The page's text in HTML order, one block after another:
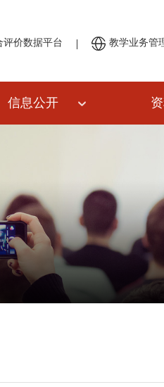
评价数据平台 | 教学业务管
信息公开